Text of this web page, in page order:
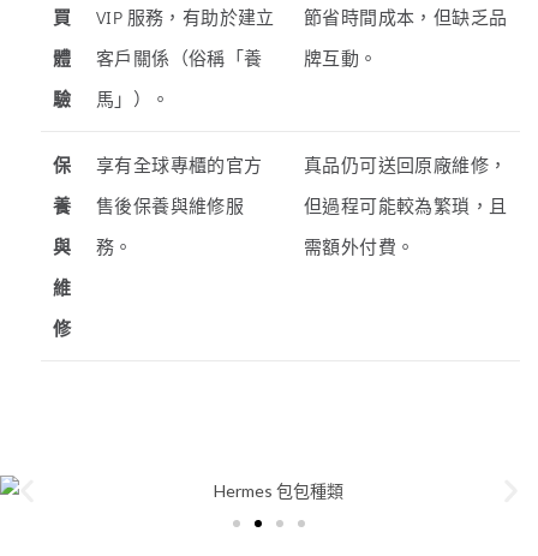
買
體
驗
VIP 服務，有助於建立
客戶關係（俗稱「養
馬」）。
節省時間成本，但缺乏品
牌互動。
保
養
與
維
修
享有全球專櫃的官方
售後保養與維修服
務。
真品仍可送回原廠維修，
但過程可能較為繁瑣，且
需額外付費。